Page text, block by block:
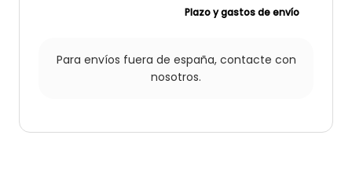
Plazo y gastos de envío
Para envíos fuera de españa, contacte con
nosotros.